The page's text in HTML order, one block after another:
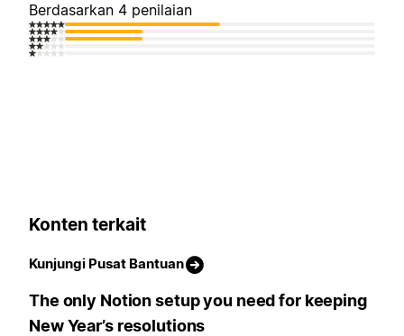
Berdasarkan 4 penilaian
Konten terkait
Kunjungi Pusat Bantuan
The only Notion setup you need for keeping
New Year’s resolutions